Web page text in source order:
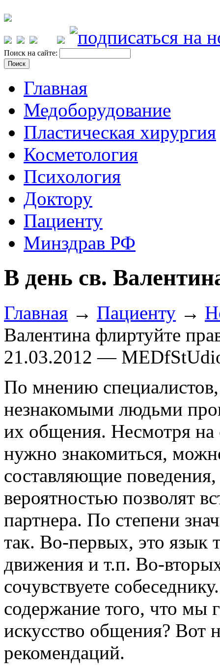
Поиск на сайте:
Главная
Медоборудование
Пластическая хирургия
Косметология
Психология
Доктору
Пациенту
Минздрав РФ
В день св.
Главная → Пациенту →
Валентина флиртуйте
21.03.2012 —
По мнению
незнакомыми людьми
их общения. Несмотря
нужно знакомиться,
составляющие
вероятностью позволят
партнера. По степени
так. Во-первых, это язык
движения и т.п. Во-
сочувствуете
содержание того, что
искусство общения? Вот
рекомендаций.